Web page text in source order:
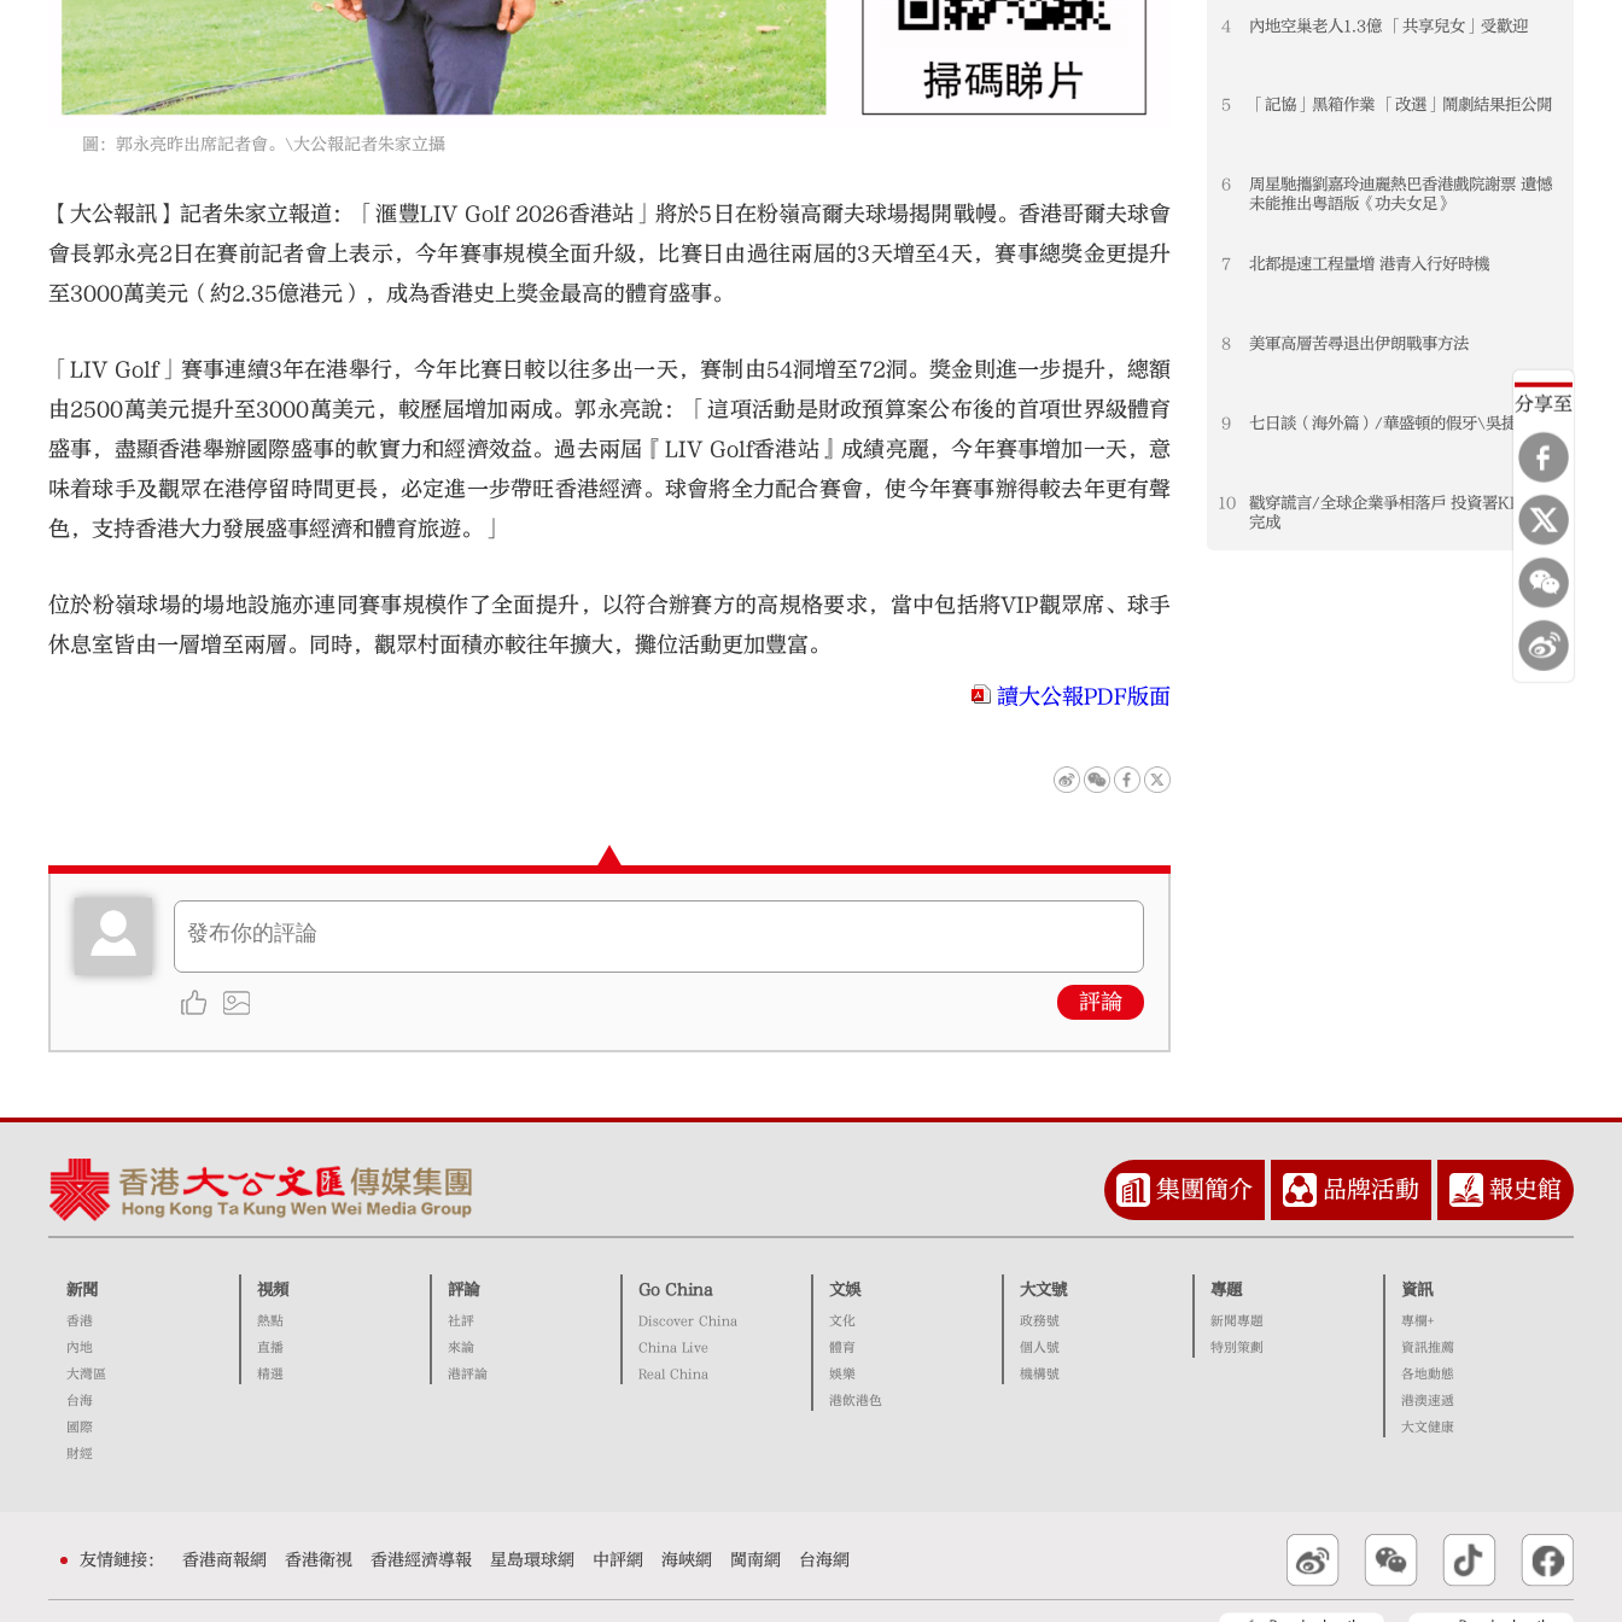
分享至
圖：郭永亮昨出席記者會。\大公報記者朱家立攝
【大公報訊】記者朱家立報道：「滙豐LIV Golf 2026香港站」將於5日在粉嶺高爾夫球場揭開戰幔。香港哥爾夫球會
會長郭永亮2日在賽前記者會上表示，今年賽事規模全面升級，比賽日由過往兩屆的3天增至4天，賽事總獎金更提升
至3000萬美元（約2.35億港元），成為香港史上獎金最高的體育盛事。
「LIV Golf」賽事連續3年在港舉行，今年比賽日較以往多出一天，賽制由54洞增至72洞。獎金則進一步提升，總額
由2500萬美元提升至3000萬美元，較歷屆增加兩成。郭永亮說：「這項活動是財政預算案公布後的首項世界級體育
盛事，盡顯香港舉辦國際盛事的軟實力和經濟效益。過去兩屆『LIV Golf香港站』成績亮麗，今年賽事增加一天，意
味着球手及觀眾在港停留時間更長，必定進一步帶旺香港經濟。球會將全力配合賽會，使今年賽事辦得較去年更有聲
色，支持香港大力發展盛事經濟和體育旅遊。」
位於粉嶺球場的場地設施亦連同賽事規模作了全面提升，以符合辦賽方的高規格要求，當中包括將VIP觀眾席、球手
休息室皆由一層增至兩層。同時，觀眾村面積亦較往年擴大，攤位活動更加豐富。
讀大公報PDF版面
評論
4 內地空巢老人1.3億 「共享兒女」受歡迎
5 「記協」黑箱作業 「改選」鬧劇結果拒公開
6
周星馳攜劉嘉玲迪麗熱巴香港戲院謝票 遺憾
未能推出粵語版《功夫女足》
7 北都提速工程量增 港青入行好時機
8 美軍高層苦尋退出伊朗戰事方法
9 七日談（海外篇）/華盛頓的假牙\吳捷
10
戳穿謊言/全球企業爭相落戶 投資署KPI超額
完成
集團簡介 品牌活動 報史館
新聞
香港
內地
大灣區
台海
國際
財經
視頻
熱點
直播
精選
評論
社評
來論
港評論
Go China
Discover China
China Live
Real China
文娛
文化
體育
娛樂
港飲港色
大文號
政務號
個人號
機構號
專題
新聞專題
特別策劃
資訊
專欄+
資訊推薦
各地動態
港澳速遞
大文健康
友情鏈接： 香港商報網 香港衛視 香港經濟導報 星島環球網 中評網 海峽網 閩南網 台海網